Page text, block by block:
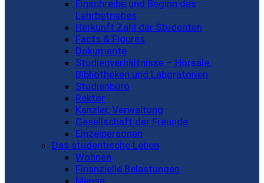
Einschreibe und Beginn des
Lehrbetriebes
Herkunft Zahl der Studenten
Facts & Figures
Dokumente
Studienverhältnisse – Hörsäle,
Bibliotheken und Laboratorien
Studienbüro
Rektor
Kanzler, Verwaltung
Gesellschaft der Freunde
Einzelpersonen
Das studentische Leben
Wohnen
Finanzielle Belastungen
Mensa